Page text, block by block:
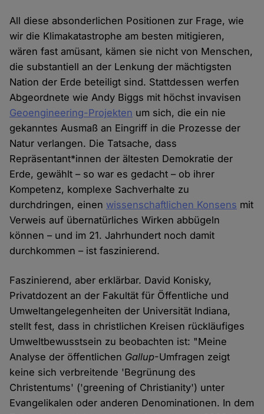
All diese absonderlichen Positionen zur Frage, wie
wir die Klimakatastrophe am besten mitigieren,
wären fast amüsant, kämen sie nicht von Menschen,
die substantiell an der Lenkung der mächtigsten
Nation der Erde beteiligt sind. Stattdessen werfen
Abgeordnete wie Andy Biggs mit höchst invavisen
Geoengineering-Projekten um sich, die ein nie
gekanntes Ausmaß an Eingriff in die Prozesse der
Natur verlangen. Die Tatsache, dass
Repräsentant*innen der ältesten Demokratie der
Erde, gewählt – so war es gedacht – ob ihrer
Kompetenz, komplexe Sachverhalte zu
durchdringen, einen wissenschaftlichen Konsens mit
Verweis auf übernatürliches Wirken abbügeln
können – und im 21. Jahrhundert noch damit
durchkommen – ist faszinierend.
Faszinierend, aber erklärbar. David Konisky,
Privatdozent an der Fakultät für Öffentliche und
Umweltangelegenheiten der Universität Indiana,
stellt fest, dass in christlichen Kreisen rückläufiges
Umweltbewusstsein zu beobachten ist: "Meine
Analyse der öffentlichen Gallup-Umfragen zeigt
keine sich verbreitende 'Begrünung des
Christentums' ('greening of Christianity') unter
Evangelikalen oder anderen Denominationen. In dem